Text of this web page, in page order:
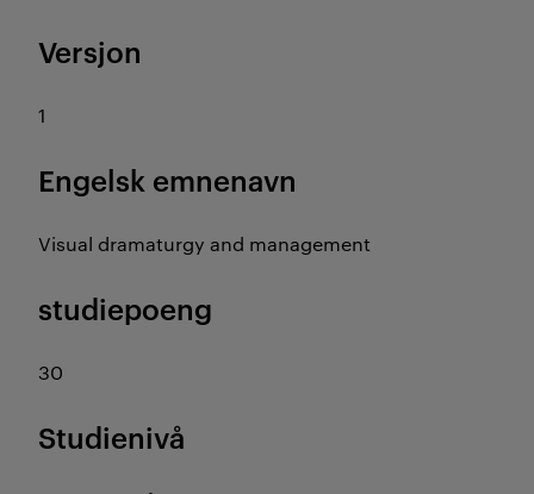
Versjon
1
Engelsk emnenavn
Visual dramaturgy and management
studiepoeng
30
Studienivå